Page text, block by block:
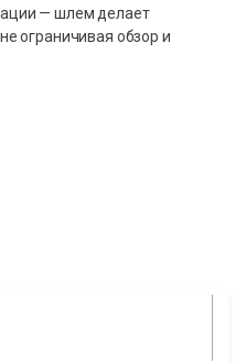
— шлем делает
ограничивая обзор и